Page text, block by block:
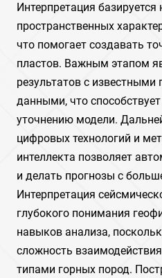
Интерпретация
пространственных
что помогает создавать
пластов. Важным этапом
результатов с известными
данными, что
уточнению модели.
цифровых технологий и
интеллекта позволяет
и делать прогнозы с
Интерпретация
глубокого понимания
навыков анализа,
сложность
типами горных пород.